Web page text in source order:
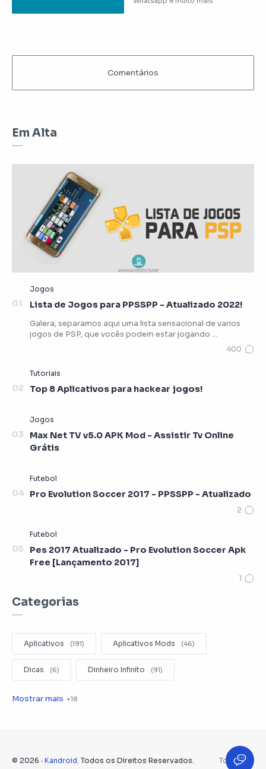
Em Alta
Lista de Jogos para PPSSPP - Atualizado 2022!
Galera, separamos aqui uma lista sensacional de varios
jogos de PSP, que vocês podem estar jogando …
Top 8 Aplicativos para hackear jogos!
Max Net TV v5.0 APK Mod - Assistir Tv Online
Grátis
Pro Evolution Soccer 2017 - PPSSPP - Atualizado
Pes 2017 Atualizado - Pro Evolution Soccer Apk
Free [Lançamento 2017]
Categorias
Aplicativos Aplicativos Mods
Dicas Dinheiro Infinito
Editar Videos
© 2026 ‧ Kandroid. Todos os Direitos Reservados.